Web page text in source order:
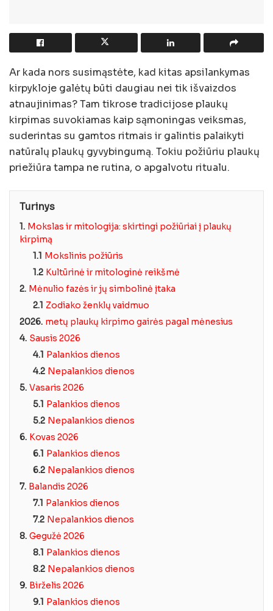
Ar kada nors susimąstėte, kad kitas apsilankymas
kirpykloje galėtų būti daugiau nei tik išvaizdos
atnaujinimas? Tam tikrose tradicijose plaukų
kirpimas suvokiamas kaip sąmoningas veiksmas,
suderintas su gamtos ritmais ir galintis palaikyti
natūralų plaukų gyvybingumą. Tokiu požiūriu plaukų
priežiūra tampa ne rutina, o apgalvotu ritualu.
Turinys
1. Mokslas ir mitologija: skirtingi požiūriai į plaukų
kirpimą
1.1 Mokslinis požiūris
1.2 Kultūrinė ir mitologinė reikšmė
2. Mėnulio fazės ir jų simbolinė įtaka
2.1 Zodiako ženklų vaidmuo
2026. metų plaukų kirpimo gairės pagal mėnesius
4. Sausis 2026
4.1 Palankios dienos
4.2 Nepalankios dienos
5. Vasaris 2026
5.1 Palankios dienos
5.2 Nepalankios dienos
6. Kovas 2026
6.1 Palankios dienos
6.2 Nepalankios dienos
7. Balandis 2026
7.1 Palankios dienos
7.2 Nepalankios dienos
8. Gegužė 2026
8.1 Palankios dienos
8.2 Nepalankios dienos
9. Birželis 2026
9.1 Palankios dienos